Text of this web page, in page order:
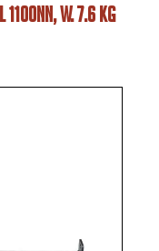
1100NN, W. 7.6 KG